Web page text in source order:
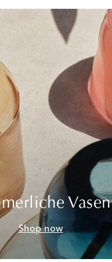
Vasen
Shop now